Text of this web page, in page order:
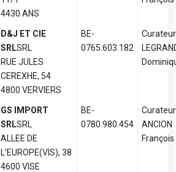
4430 ANS
D&J ET CIE
SRLSRL
RUE JULES
CEREXHE, 54
4800 VERVIERS
BE-
0765.603.182
GS IMPORT
SRLSRL
ALLEE DE
L’EUROPE(VIS), 38
4600 VISE
BE-
0780.980.454
ANCION
François